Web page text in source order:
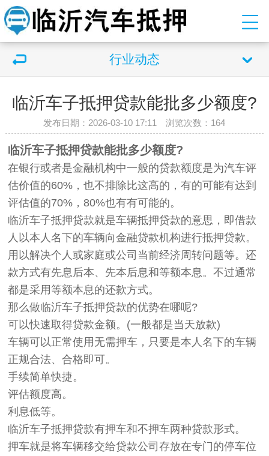
行业动态
临沂车子抵押贷款能批多少额度?
发布日期：2026-03-10 17:11 浏览次数： 164
临沂车子抵押贷款能批多少额度?
在银行或者是金融机构中一般的贷款额度是为汽车评
估价值的60%，也不排除比这高的，有的可能有达到
评估值的70%，80%也有有可能的。
临沂车子抵押贷款就是车辆抵押贷款的意思，即借款
人以本人名下的车辆向金融贷款机构进行抵押贷款。
用以解决个人或家庭或公司当前经济周转问题等。还
款方式有先息后本、先本后息和等额本息。不过通常
都是采用等额本息的还款方式。
那么做临沂车子抵押贷款的优势在哪呢?
可以快速取得贷款金额。(一般都是当天放款)
车辆可以正常使用无需押车，只要是本人名下的车辆
正规合法、合格即可。
手续简单快捷。
评估额度高。
利息低等。
临沂车子抵押贷款有押车和不押车两种贷款形式。
押车就是将车辆移交给贷款公司存放在专门的停车位